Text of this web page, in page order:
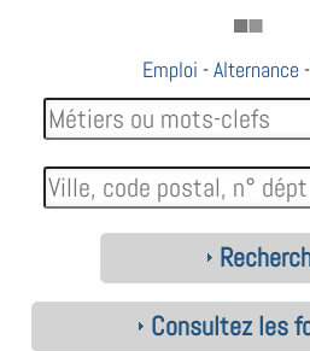
Emploi -Alternance -
Consultez les